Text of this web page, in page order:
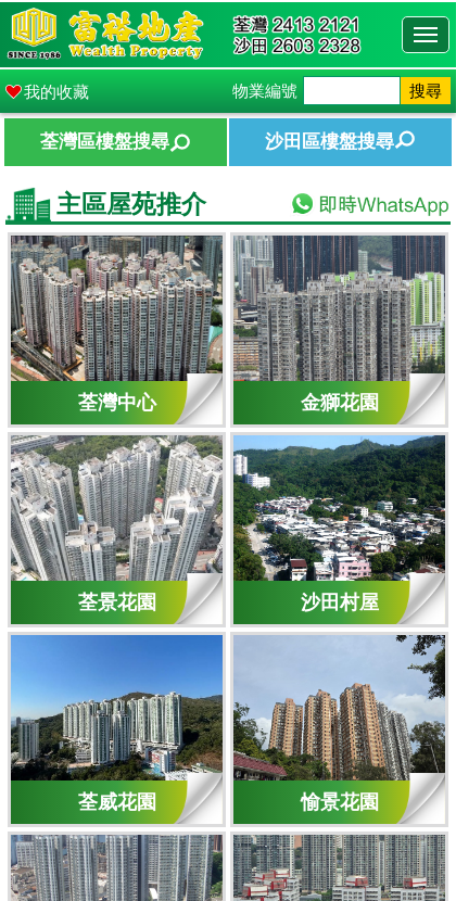
我的收藏 物業編號 搜尋
荃灣區樓盤搜尋 沙田區樓盤搜尋
主區屋苑推介
荃灣中心
荃景花園
荃威花園
金獅花園
沙田村屋
愉景花園